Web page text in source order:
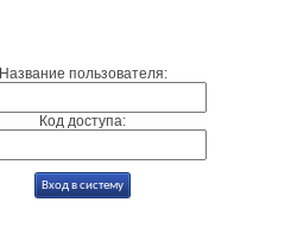
Название пользователя:
Код доступа: